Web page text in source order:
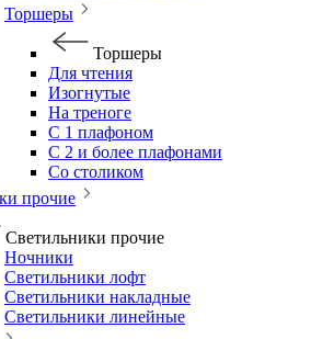
Торшеры
Торшеры
Для чтения
Изогнутые
На треноге
С 1 плафоном
С 2 и более плафонами
Со столиком
прочие
Светильники прочие
Ночники
Светильники лофт
Светильники накладные
Светильники линейные